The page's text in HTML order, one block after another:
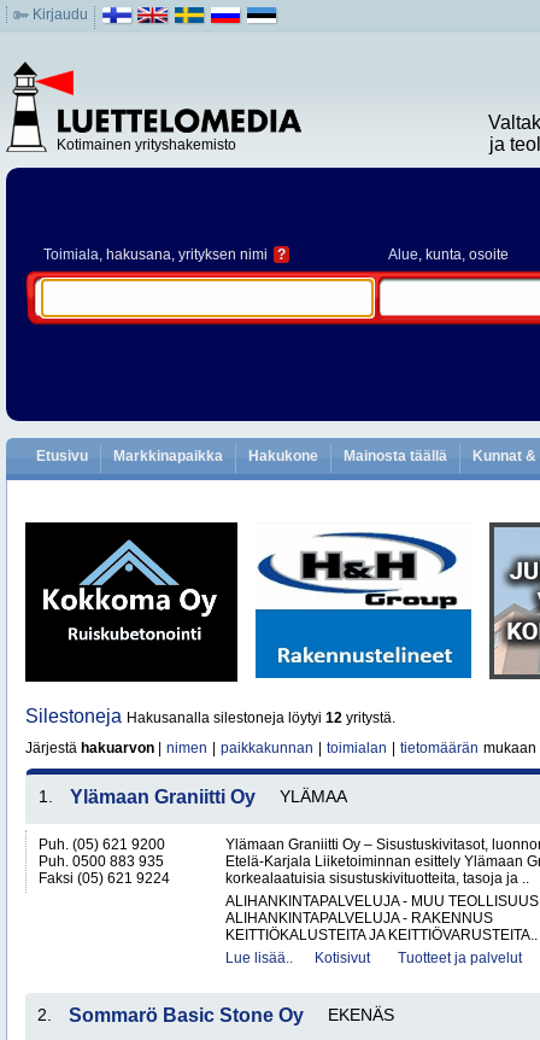
Kirjaudu
Kotimainen yrityshakemisto
ja
Toimiala, hakusana, yrityksen nimi ? Alue, kunta, osoite
Etusivu Markkinapaikka Hakukone Mainosta täällä Kunnat
Silestoneja Hakusanalla silestoneja löytyi 12 yritystä.
Järjestä hakuarvon nimen paikkakunnan toimialan tietomäärän mukaan
1. Ylämaan Graniitti Oy YLÄMAA
Puh. (05) 621 9200
Puh. 0500 883 935
Faksi (05) 621 9224
Ylämaan Graniitti Oy – Sisustuskivitasot,
Etelä-Karjala Liiketoiminnan esittely Ylämaan
korkealaatuisia sisustuskivituotteita, tasoja ja ..
ALIHANKINTAPALVELUJA - MUU TEOLLISUUS
ALIHANKINTAPALVELUJA - RAKENNUS
KEITTIÖKALUSTEITA JA KEITTIÖVARUSTEITA..
Lue lisää..
Kotisivut Tuotteet ja palvelut
2. Sommarö Basic Stone Oy EKENÄS